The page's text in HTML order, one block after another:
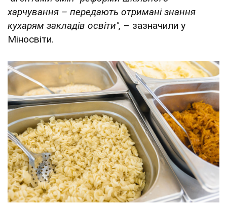
харчування – передають отримані знання
кухарям закладів освіти", – зазначили у
Міносвіти.